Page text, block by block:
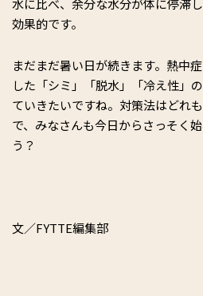
水に比べ、余分な水分が体に停滞
効果的です。
まだまだ暑い日が続きます。熱中
した「シミ」「脱水」「冷え性」
ていきたいですね。対策法はどれ
で、みなさんも今日からさっそく
う？
文／FYTTE編集部